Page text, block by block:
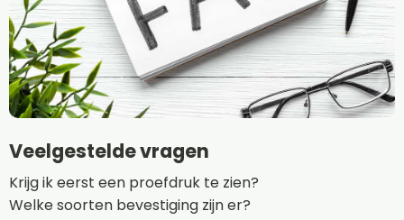
Veelgestelde vragen
Krijg ik eerst een proefdruk te zien?
Welke soorten bevestiging zijn er?